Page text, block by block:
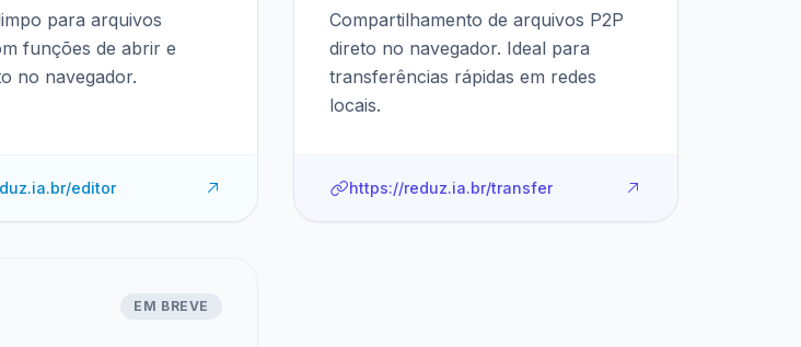
para arquivos
funções de abrir e
no navegador.
editor
Compartilhamento de arquivos P2P
direto no navegador. Ideal para
transferências rápidas em redes
locais.
https://reduz.ia.br/transfer
EM BREVE